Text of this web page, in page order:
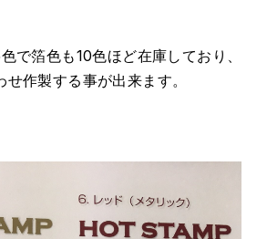
で箔色も10色ほど在庫しており、
作製する事が出来ます。